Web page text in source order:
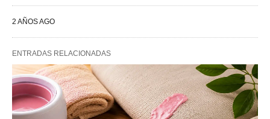
2 AÑOS AGO
ENTRADAS RELACIONADAS